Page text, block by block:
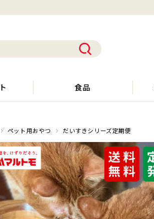
食品
ペット用おやつ だいすきシリーズ定期便